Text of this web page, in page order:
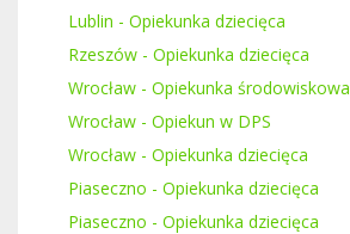
Lublin - Opiekunka dziecięca
Rzeszów - Opiekunka dziecięca
Wrocław - Opiekunka środowiskowa
Wrocław - Opiekun w DPS
Wrocław - Opiekunka dziecięca
Piaseczno - Opiekunka dziecięca
Piaseczno - Opiekunka dziecięca